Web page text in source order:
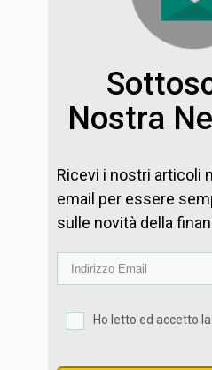
Nostra
Ricevi i nostri articoli
email per essere
sulle novità della
Ho letto ed accetto